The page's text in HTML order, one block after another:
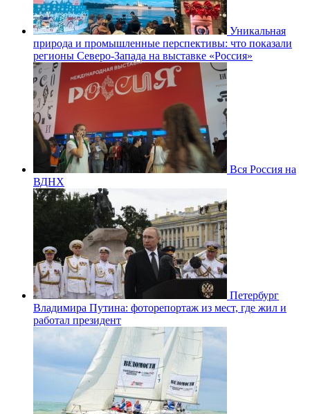
Уникальная
природа и промышленные перспективы: что показали
регионы Северо-Запада на выставке «Россия»
Вся Россия на
ВДНХ
Петербург
Владимира Путина: фоторепортаж из мест, где жил и
работал президент